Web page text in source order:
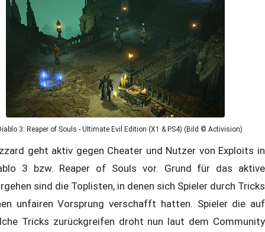
3: Reaper of Souls - Ultimate Evil Edition (X1 & PS4) (Bild © Activision)
geht aktiv gegen Cheater und Nutzer von Exploits in
3 bzw. Reaper of Souls vor. Grund für das aktive
sind die Toplisten, in denen sich Spieler durch Tricks
unfairen Vorsprung verschafft hatten. Spieler die auf
Tricks zurückgreifen droht nun laut dem Community